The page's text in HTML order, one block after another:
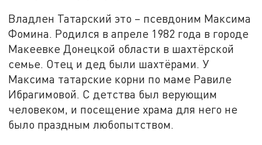
Владлен Татарский это – псевдоним Максима
Фомина. Родился в апреле 1982 года в городе
Макеевке Донецкой области в шахтёрской
семье. Отец и дед были шахтёрами. У
Максима татарские корни по маме Равиле
Ибрагимовой. С детства был верующим
человеком, и посещение храма для него не
было праздным любопытством.